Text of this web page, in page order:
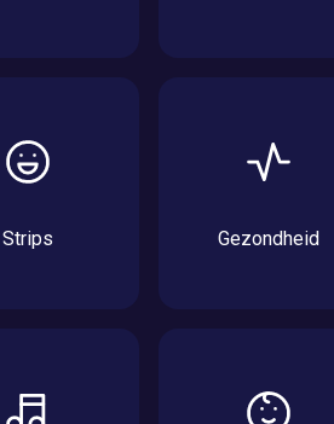
Strips Gezondheid